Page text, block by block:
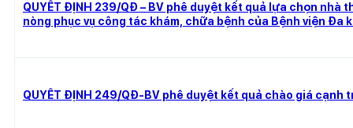
QUYẾT ĐỊNH 239/QĐ – BV phê duyệt kết quả lựa chọn
nòng phục vụ công tác khám, chữa bệnh của Bệnh viện Đa
QUYẾT ĐỊNH 249/QĐ-BV phê duyệt kết quả chào giá cạnh